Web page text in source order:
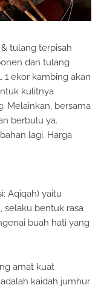
tulang terpisah
dan tulang
ekor kambing akan
kulitnya
Melainkan, bersama
berbulu ya.
lagi. Harga
selaku bentuk rasa
buah hati yang
amat kuat
kaidah jumhur